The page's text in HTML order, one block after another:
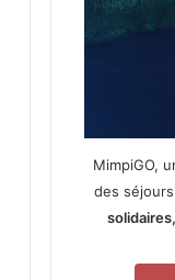
MimpiGO,
des séjours